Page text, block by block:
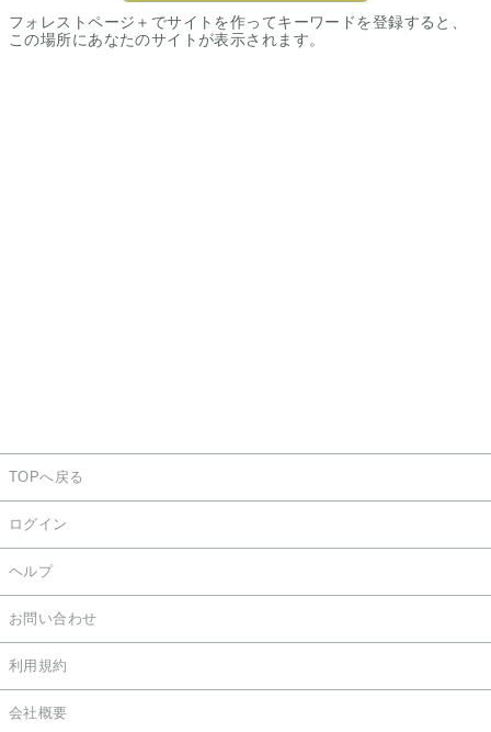
フォレストページ＋でサイトを作ってキーワードを登録すると、
この場所にあなたのサイトが表示されます。
TOPへ戻る
ログイン
ヘルプ
お問い合わせ
利用規約
会社概要